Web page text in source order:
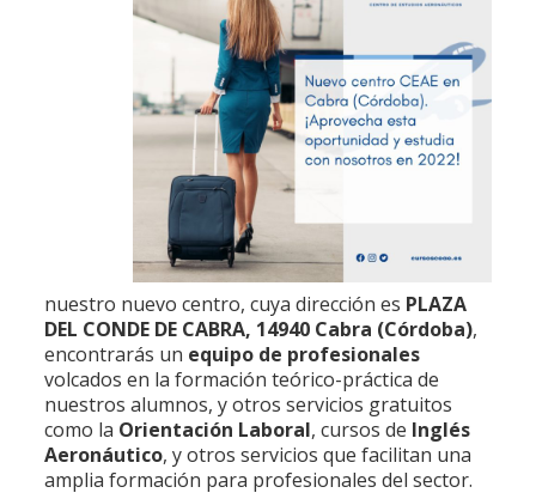
nuestro nuevo centro, cuya dirección es PLAZA
DEL CONDE DE CABRA, 14940 Cabra (Córdoba),
encontrarás un equipo de profesionales
volcados en la formación teórico-práctica de
nuestros alumnos, y otros servicios gratuitos
como la Orientación Laboral, cursos de Inglés
Aeronáutico, y otros servicios que facilitan una
amplia formación para profesionales del sector.